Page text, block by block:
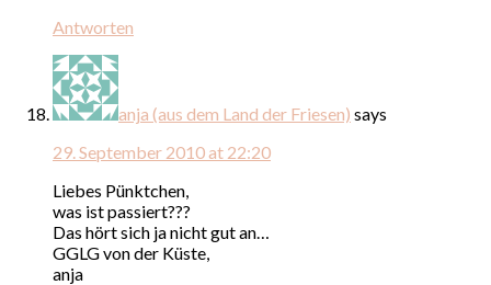
Antworten
anja (aus dem Land der Friesen) says
29. September 2010 at 22:20
Liebes Pünktchen,
was ist passiert???
Das hört sich ja nicht gut an…
GGLG von der Küste,
anja